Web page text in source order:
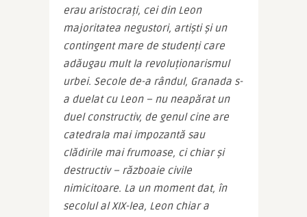
erau aristocrați, cei din Leon
majoritatea negustori, artiști și un
contingent mare de studenți care
adăugau mult la revoluționarismul
urbei. Secole de-a rândul, Granada s-
a duelat cu Leon – nu neapărat un
duel constructiv, de genul cine are
catedrala mai impozantă sau
clădirile mai frumoase, ci chiar și
destructiv – războaie civile
nimicitoare. La un moment dat, în
secolul al XIX-lea, Leon chiar a